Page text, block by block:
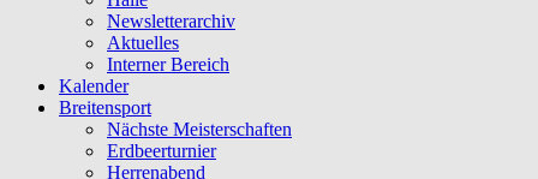
Newsletterarchiv
Aktuelles
Interner Bereich
Kalender
Breitensport
Nächste Meisterschaften
Erdbeerturnier
Herrenabend